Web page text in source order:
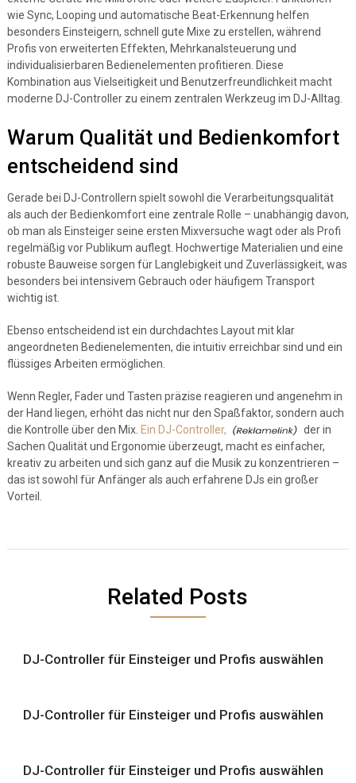
wie Sync, Looping und automatische Beat-Erkennung helfen
besonders Einsteigern, schnell gute Mixe zu erstellen, während
Profis von erweiterten Effekten, Mehrkanalsteuerung und
individualisierbaren Bedienelementen profitieren. Diese
Kombination aus Vielseitigkeit und Benutzerfreundlichkeit macht
moderne DJ-Controller zu einem zentralen Werkzeug im DJ-Alltag.
Warum Qualität und Bedienkomfort
entscheidend sind
Gerade bei DJ-Controllern spielt sowohl die Verarbeitungsqualität
als auch der Bedienkomfort eine zentrale Rolle – unabhängig davon,
ob man als Einsteiger seine ersten Mixversuche wagt oder als Profi
regelmäßig vor Publikum auflegt. Hochwertige Materialien und eine
robuste Bauweise sorgen für Langlebigkeit und Zuverlässigkeit, was
besonders bei intensivem Gebrauch oder häufigem Transport
wichtig ist.
Ebenso entscheidend ist ein durchdachtes Layout mit klar
angeordneten Bedienelementen, die intuitiv erreichbar sind und ein
flüssiges Arbeiten ermöglichen.
Wenn Regler, Fader und Tasten präzise reagieren und angenehm in
der Hand liegen, erhöht das nicht nur den Spaßfaktor, sondern auch
die Kontrolle über den Mix. Ein DJ-Controller,
der in
Sachen Qualität und Ergonomie überzeugt, macht es einfacher,
kreativ zu arbeiten und sich ganz auf die Musik zu konzentrieren –
das ist sowohl für Anfänger als auch erfahrene DJs ein großer
Vorteil.
Related Posts
DJ-Controller für Einsteiger und Profis auswählen
DJ-Controller für Einsteiger und Profis auswählen
DJ-Controller für Einsteiger und Profis auswählen